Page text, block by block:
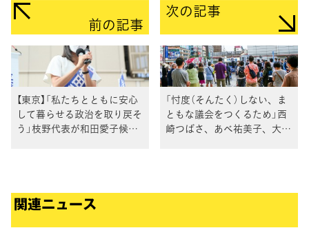
前の記事
【東京】「私たちとともに安心
して暮らせる政治を取り戻そ
う」枝野代表が和田愛子候補
次の記事
「忖度（そんたく）しない、ま
ともな議会をつくるため」西
崎つばさ、あべ祐美子、大塚
関連ニュース